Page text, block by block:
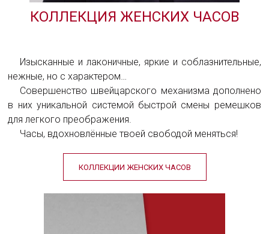
КОЛЛЕКЦИЯ ЖЕНСКИХ ЧАСОВ
Изысканные и лаконичные, яркие и соблазнительные,
нежные, но с характером…
Совершенство швейцарского механизма дополнено
в них уникальной системой быстрой смены ремешков
для легкого преображения.
Часы, вдохновлённые твоей свободой меняться!
КОЛЛЕКЦИИ ЖЕНСКИХ ЧАСОВ